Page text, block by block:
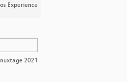
Experience
2021